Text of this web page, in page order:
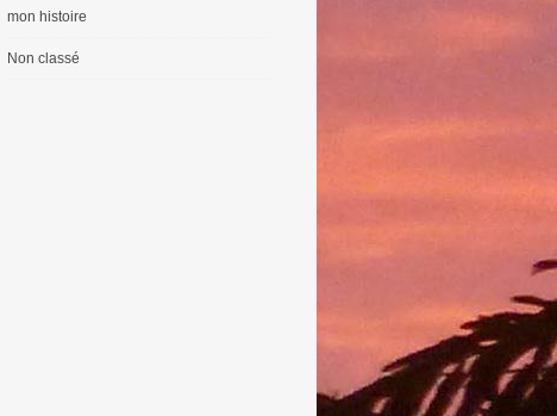
mon histoire
Non classé